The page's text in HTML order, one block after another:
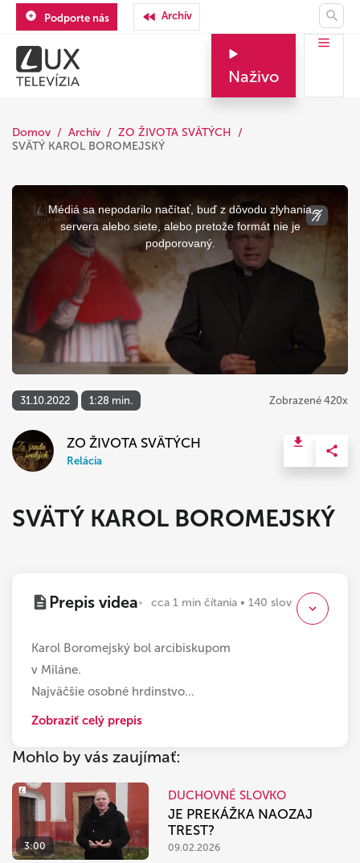
Podporte nás Archív
Naživo
Domov Archív
ZO ŽIVOTA SVÄTÝCH
SVÄTÝ KAROL BOROMEJSKÝ
This
window.
Médiá sa nepodarilo načítať, buď z dôvodu zlyhania
servera alebo siete, alebo pretože formát nie je
podporovaný.
31.10.2022 1:28 min. Zobrazené 420x
ZO ŽIVOTA SVÄTÝCH
Relácia
SVÄTÝ KAROL BOROMEJSKÝ
Prepis videa cca 1 min čítania • 140 slov
Karol Boromejský bol arcibiskupom
v Miláne.
Najväčšie osobné hrdinstvo…
Zobraziť celý prepis
Mohlo by vás zaujímať:
3:00
DUCHOVNÉ SLOVKO
JE PREKÁŽKA NAOZAJ
TREST?
09.02.2026